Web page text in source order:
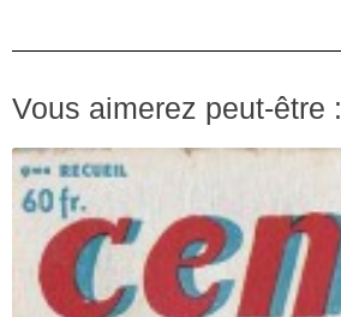
Vous aimerez peut-être :